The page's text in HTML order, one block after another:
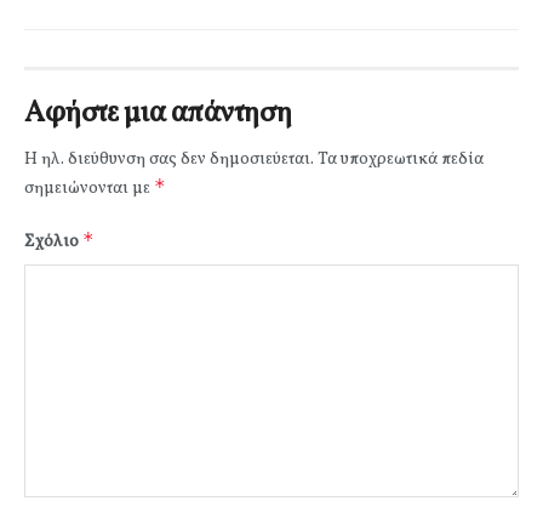
Αφήστε μια απάντηση
Η ηλ. διεύθυνση σας δεν δημοσιεύεται. Τα υποχρεωτικά πεδία
σημειώνονται με *
Σχόλιο *